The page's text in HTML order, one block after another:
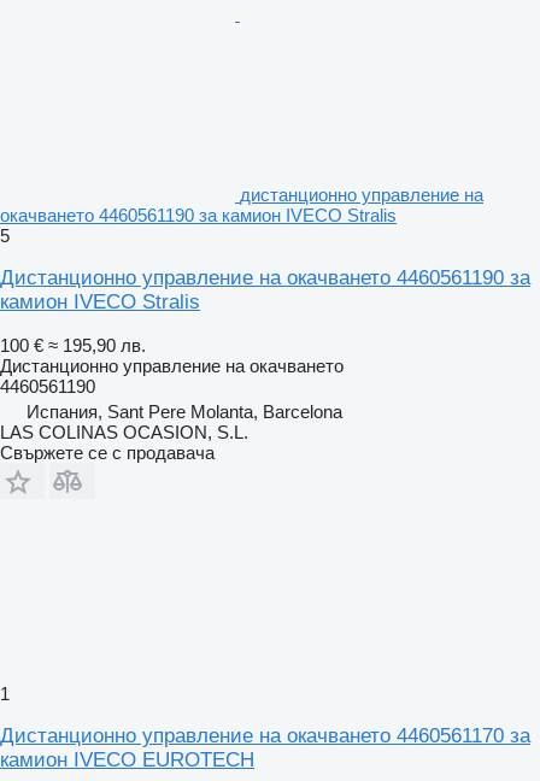
дистанционно управление на
окачването 4460561190 за камион IVECO Stralis
5
Дистанционно управление на окачването 4460561190 за
камион IVECO Stralis
100 € ≈ 195,90 лв.
Дистанционно управление на окачването
4460561190
Испания, Sant Pere Molanta, Barcelona
LAS COLINAS OCASION, S.L.
Свържете се с продавача
1
Дистанционно управление на окачването 4460561170 за
камион IVECO EUROTECH